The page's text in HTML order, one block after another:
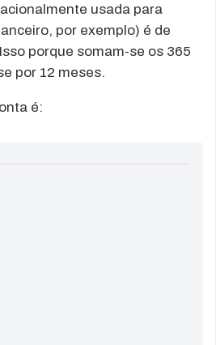
usada para
por exemplo) é de
porque somam-se os 365
por 12 meses.
é: